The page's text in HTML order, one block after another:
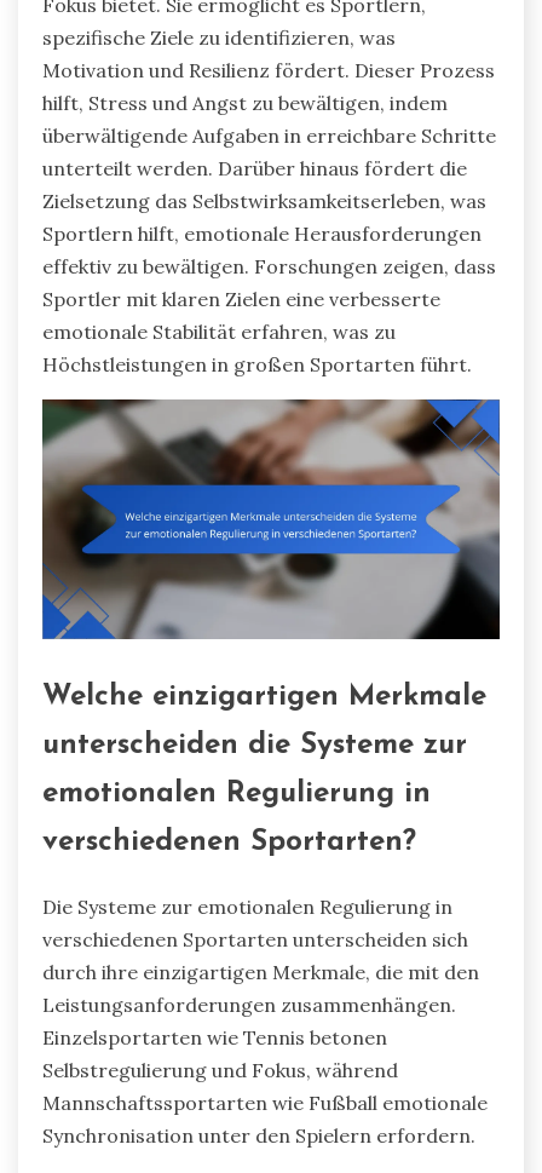
spezifische Ziele zu identifizieren, was
Motivation und Resilienz fördert. Dieser Prozess
hilft, Stress und Angst zu bewältigen, indem
überwältigende Aufgaben in erreichbare Schritte
unterteilt werden. Darüber hinaus fördert die
Zielsetzung das Selbstwirksamkeitserleben, was
Sportlern hilft, emotionale Herausforderungen
effektiv zu bewältigen. Forschungen zeigen, dass
Sportler mit klaren Zielen eine verbesserte
emotionale Stabilität erfahren, was zu
Höchstleistungen in großen Sportarten führt.
Welche einzigartigen Merkmale
unterscheiden die Systeme zur
emotionalen Regulierung in
verschiedenen Sportarten?
Die Systeme zur emotionalen Regulierung in
verschiedenen Sportarten unterscheiden sich
durch ihre einzigartigen Merkmale, die mit den
Leistungsanforderungen zusammenhängen.
Einzelsportarten wie Tennis betonen
Selbstregulierung und Fokus, während
Mannschaftssportarten wie Fußball emotionale
Synchronisation unter den Spielern erfordern.